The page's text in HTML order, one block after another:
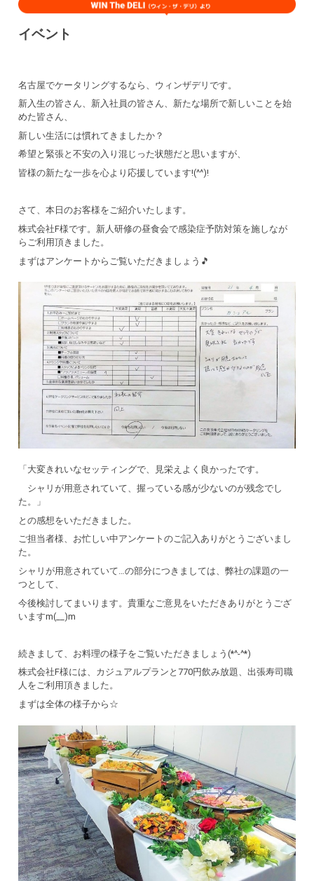
イベント
名古屋でケータリングするなら、ウィンザデリです。
新入生の皆さん、新入社員の皆さん、新たな場所で新しいことを始
めた皆さん、
新しい生活には慣れてきましたか？
希望と緊張と不安の入り混じった状態だと思いますが、
皆様の新たな一歩を心より応援しています!(^^)!
さて、本日のお客様をご紹介いたします。
株式会社F様です。新人研修の昼食会で感染症予防対策を施しなが
らご利用頂きました。
まずはアンケートからご覧いただきましょう🎵
「大変きれいなセッティングで、見栄えよく良かったです。
シャリが用意されていて、握っている感が少ないのが残念でし
た。」
との感想をいただきました。
ご担当者様、お忙しい中アンケートのご記入ありがとうございまし
た。
シャリが用意されていて…の部分につきましては、弊社の課題の一
つとして、
今後検討してまいります。貴重なご意見をいただきありがとうござ
いますm(__)m
続きまして、お料理の様子をご覧いただきましょう(*^-^*)
株式会社F様には、カジュアルプランと770円飲み放題、出張寿司職
人をご利用頂きました。
まずは全体の様子から☆